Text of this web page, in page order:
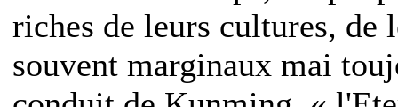
riches de leurs cultures, de
souvent marginaux mai